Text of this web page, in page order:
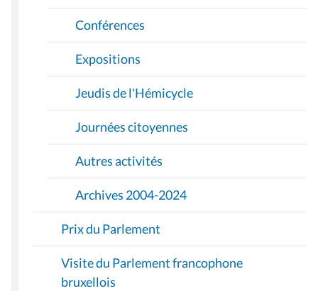
Conférences
Expositions
Jeudis de l'Hémicycle
Journées citoyennes
Autres activités
Archives 2004-2024
Prix du Parlement
Visite du Parlement francophone
bruxellois